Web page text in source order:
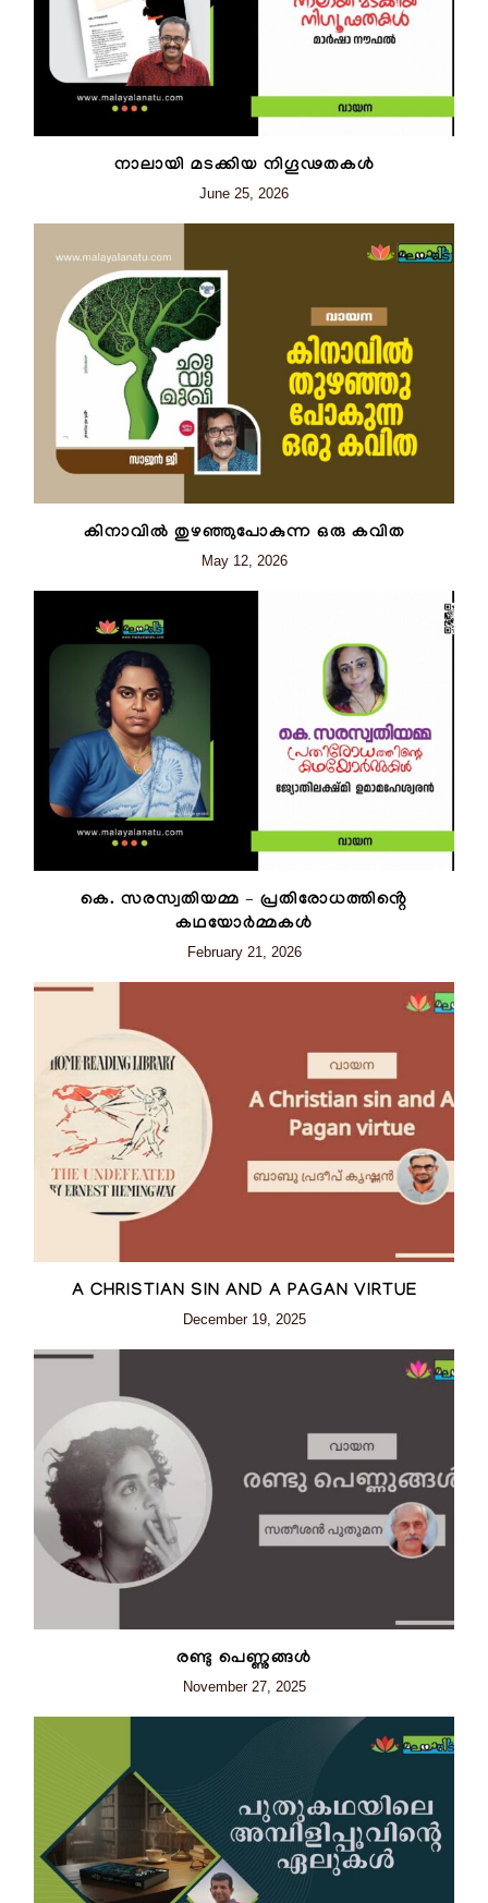
നാലായി മടക്കിയ നിഗൂഢതകൾ
June 25, 2026
കിനാവിൽ തുഴഞ്ഞുപോകുന്ന ഒരു കവിത
May 12, 2026
കെ. സരസ്വതിയമ്മ – പ്രതിരോധത്തിൻ്റെ
കഥയോർമ്മകൾ
February 21, 2026
A CHRISTIAN SIN AND A PAGAN VIRTUE
December 19, 2025
രണ്ടു പെണ്ണുങ്ങൾ
November 27, 2025